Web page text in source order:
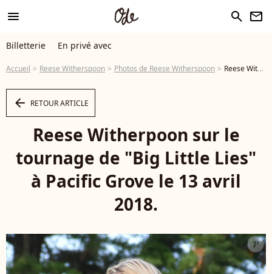
menu search newsletter
Billetterie En privé avec
Accueil Reese Witherspoon Photos de Reese Witherspoon Reese Witherpoon sur le tournage de "Big Little Lies" à Pacific Grove le 13 avril 2018. - Photo
arrow_left RETOUR ARTICLE
Reese Witherpoon sur le
tournage de "Big Little Lies"
à Pacific Grove le 13 avril
2018.